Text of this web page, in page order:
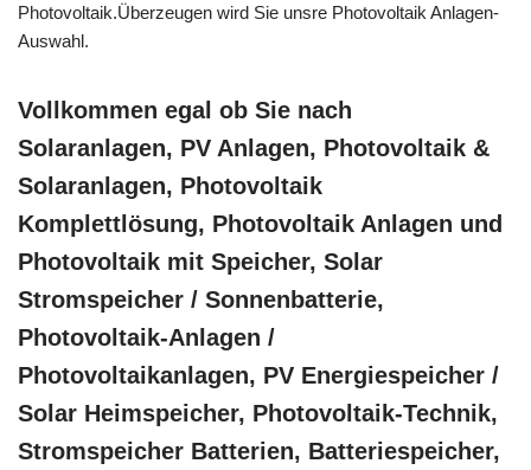
Photovoltaik.Überzeugen wird Sie unsre Photovoltaik Anlagen-
Auswahl.
Vollkommen egal ob Sie nach
Solaranlagen, PV Anlagen, Photovoltaik &
Solaranlagen, Photovoltaik
Komplettlösung, Photovoltaik Anlagen und
Photovoltaik mit Speicher, Solar
Stromspeicher / Sonnenbatterie,
Photovoltaik-Anlagen /
Photovoltaikanlagen, PV Energiespeicher /
Solar Heimspeicher, Photovoltaik-Technik,
Stromspeicher Batterien, Batteriespeicher,